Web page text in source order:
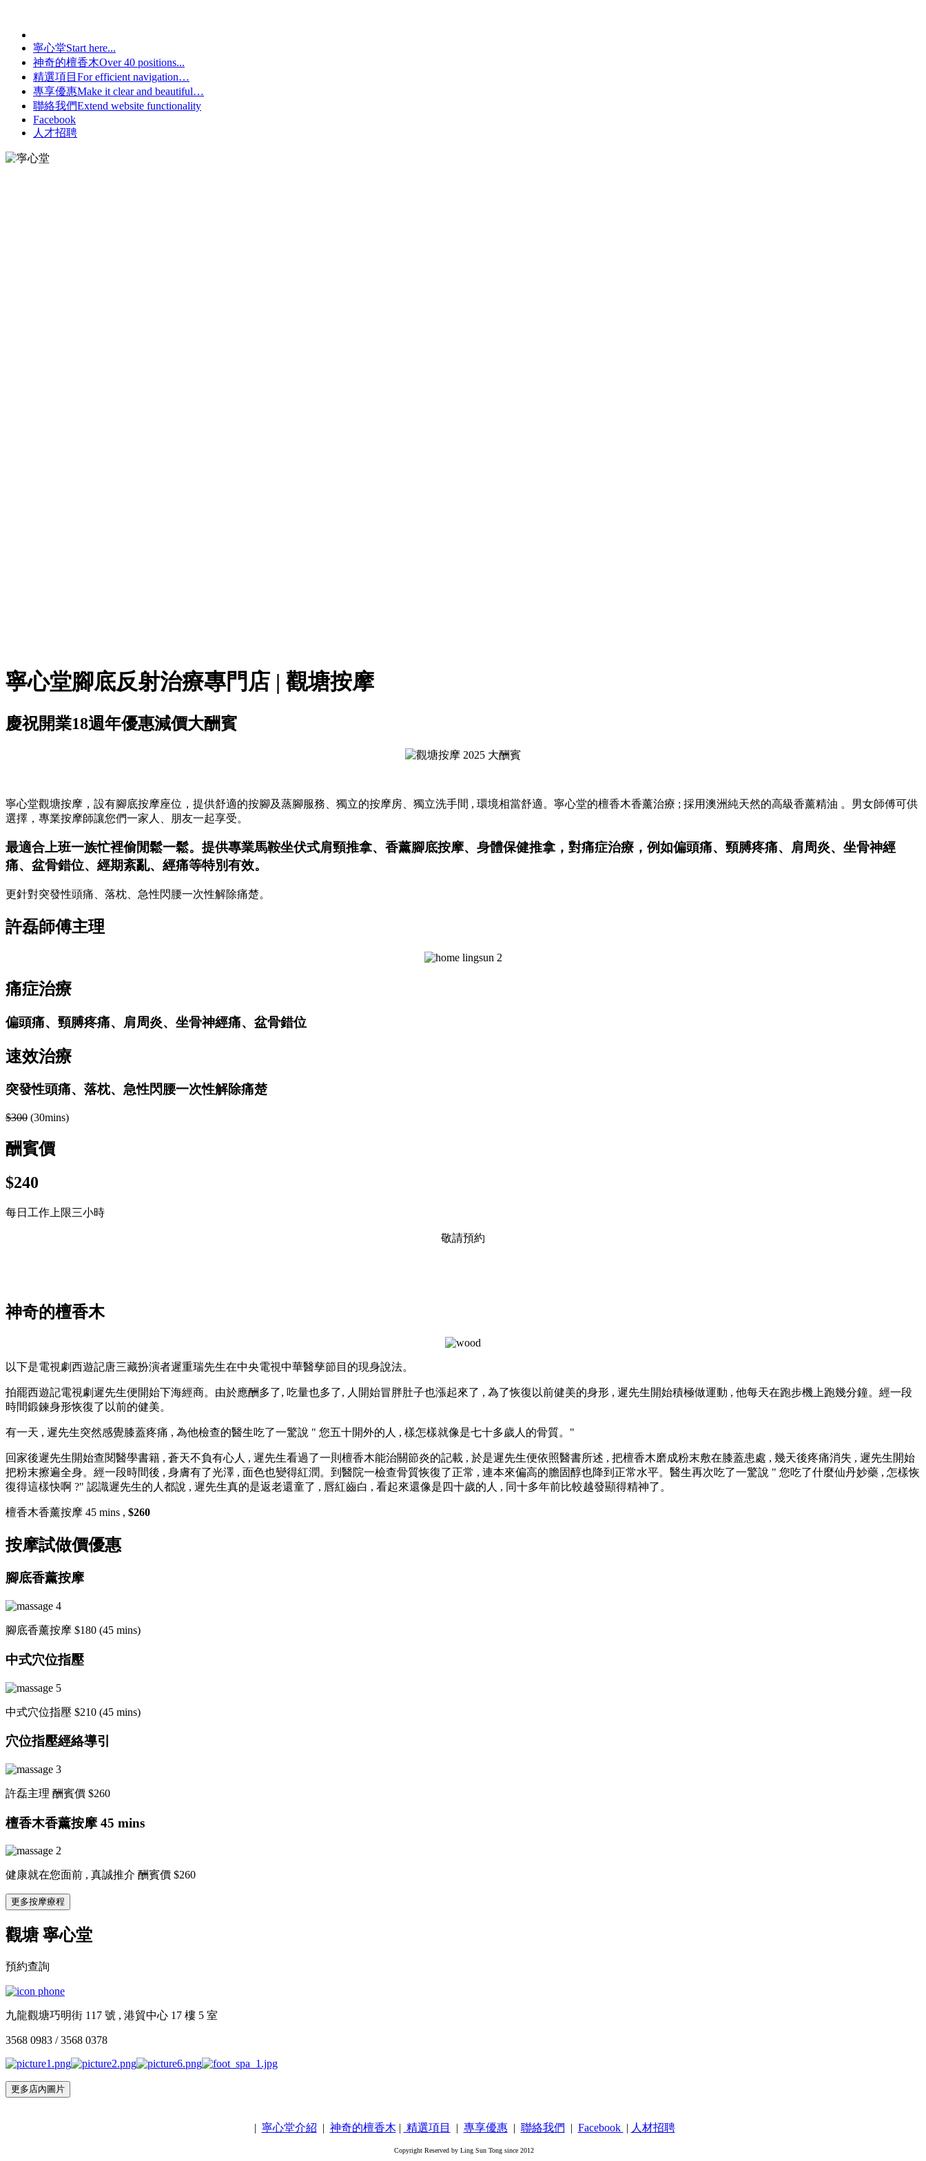
寧心堂Start here...
神奇的檀香木Over 40 positions...
精選項目 For efficient navigation…
專享優惠Make it clear and beautiful…
聯絡我們Extend website functionality
Facebook
人才招聘
寧心堂腳底反射治療專門店 | 觀塘按摩
慶祝開業18週年優惠減價大酬賓
寧心堂觀塘按摩，設有腳底按摩座位，提供舒適的按腳及蒸腳服務、獨立的按摩房、獨立洗手間 , 環境相當舒適。寧心堂的檀香木香薰治療 ; 採用澳洲純天然的高級香薰精油 。男女師傅可供
選擇，專業按摩師讓您們一家人、朋友一起享受。
最適合上班一族忙裡偷閒鬆一鬆。提供專業馬鞍坐伏式肩頸推拿、香薰腳底按摩、身體保健推拿，對痛症治療，例如偏頭痛、頸膊疼痛、肩周炎、坐骨神經
痛、盆骨錯位、經期紊亂、經痛等特別有效。
更針對突發性頭痛、落枕、急性閃腰一次性解除痛楚。
許磊師傅主理
痛症治療
偏頭痛、頸膊疼痛、肩周炎、坐骨神經痛、盆骨錯位
速效治療
突發性頭痛、落枕、急性閃腰一次性解除痛楚
$300 (30mins)
酬賓價
$240
每日工作上限三小時
敬請預約
神奇的檀香木
以下是電視劇西遊記唐三藏扮演者遲重瑞先生在中央電視中華醫孳節目的現身說法。
拍罷西遊記電視劇遲先生便開始下海經商。由於應酬多了, 吃量也多了, 人開始冒胖肚子也漲起來了 , 為了恢復以前健美的身形 , 遲先生開始積極做運動 , 他每天在跑步機上跑幾分鐘。經一段
時間鍛鍊身形恢復了以前的健美。
有一天 , 遲先生突然感覺膝蓋疼痛 , 為他檢查的醫生吃了一驚說 " 您五十開外的人 , 樣怎樣就像是七十多歲人的骨質。"
回家後遲先生開始查閱醫學書籍 , 蒼天不負有心人 , 遲先生看過了一則檀香木能治關節炎的記載 , 於是遲先生便依照醫書所述 , 把檀香木磨成粉末敷在膝蓋患處 , 幾天後疼痛消失 , 遲先生開始
把粉末擦遍全身。經一段時間後 , 身膚有了光澤 , 面色也變得紅潤。到醫院一檢查骨質恢復了正常 , 連本來偏高的膽固醇也降到正常水平。醫生再次吃了一驚說 " 您吃了什麼仙丹妙藥 , 怎樣恢
復得這樣快啊 ?" 認識遲先生的人都說 , 遲先生真的是返老還童了 , 唇紅齒白 , 看起來還像是四十歲的人 , 同十多年前比較越發顯得精神了。
檀香木香薰按摩 45 mins , $260
按摩試做價優惠
腳底香薰按摩
腳底香薰按摩 $180 (45 mins)
中式穴位指壓
中式穴位指壓 $210 (45 mins)
穴位指壓經絡導引
許磊主理 酬賓價 $260
檀香木香薰按摩 45 mins
健康就在您面前 , 真誠推介 酬賓價 $260
更多按摩療程
觀塘 寧心堂
預約查詢
九龍觀塘巧明街 117 號 , 港貿中心 17 樓 5 室
3568 0983 / 3568 0378
更多店內圖片
| 寧心堂介紹 | 神奇的檀香木 | 精選項目 | 專享優惠| 聯絡我們 | Facebook | 人材招聘
Copyright Reserved by Ling Sun Tong since 2012